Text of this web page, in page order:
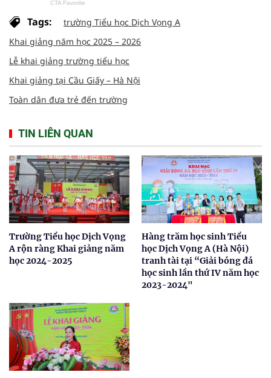
Tags:
trường Tiểu học Dịch Vọng A
Khai giảng năm học 2025 – 2026
Lễ khai giảng trường tiểu học
Khai giảng tại Cầu Giấy – Hà Nội
Toàn dân đưa trẻ đến trường
TIN LIÊN QUAN
Trường Tiểu học Dịch Vọng
A rộn ràng Khai giảng năm
học 2024-2025
Hàng trăm học sinh Tiểu
học Dịch Vọng A (Hà Nội)
tranh tài tại “Giải bóng đá
học sinh lần thứ IV năm học
2023-2024"